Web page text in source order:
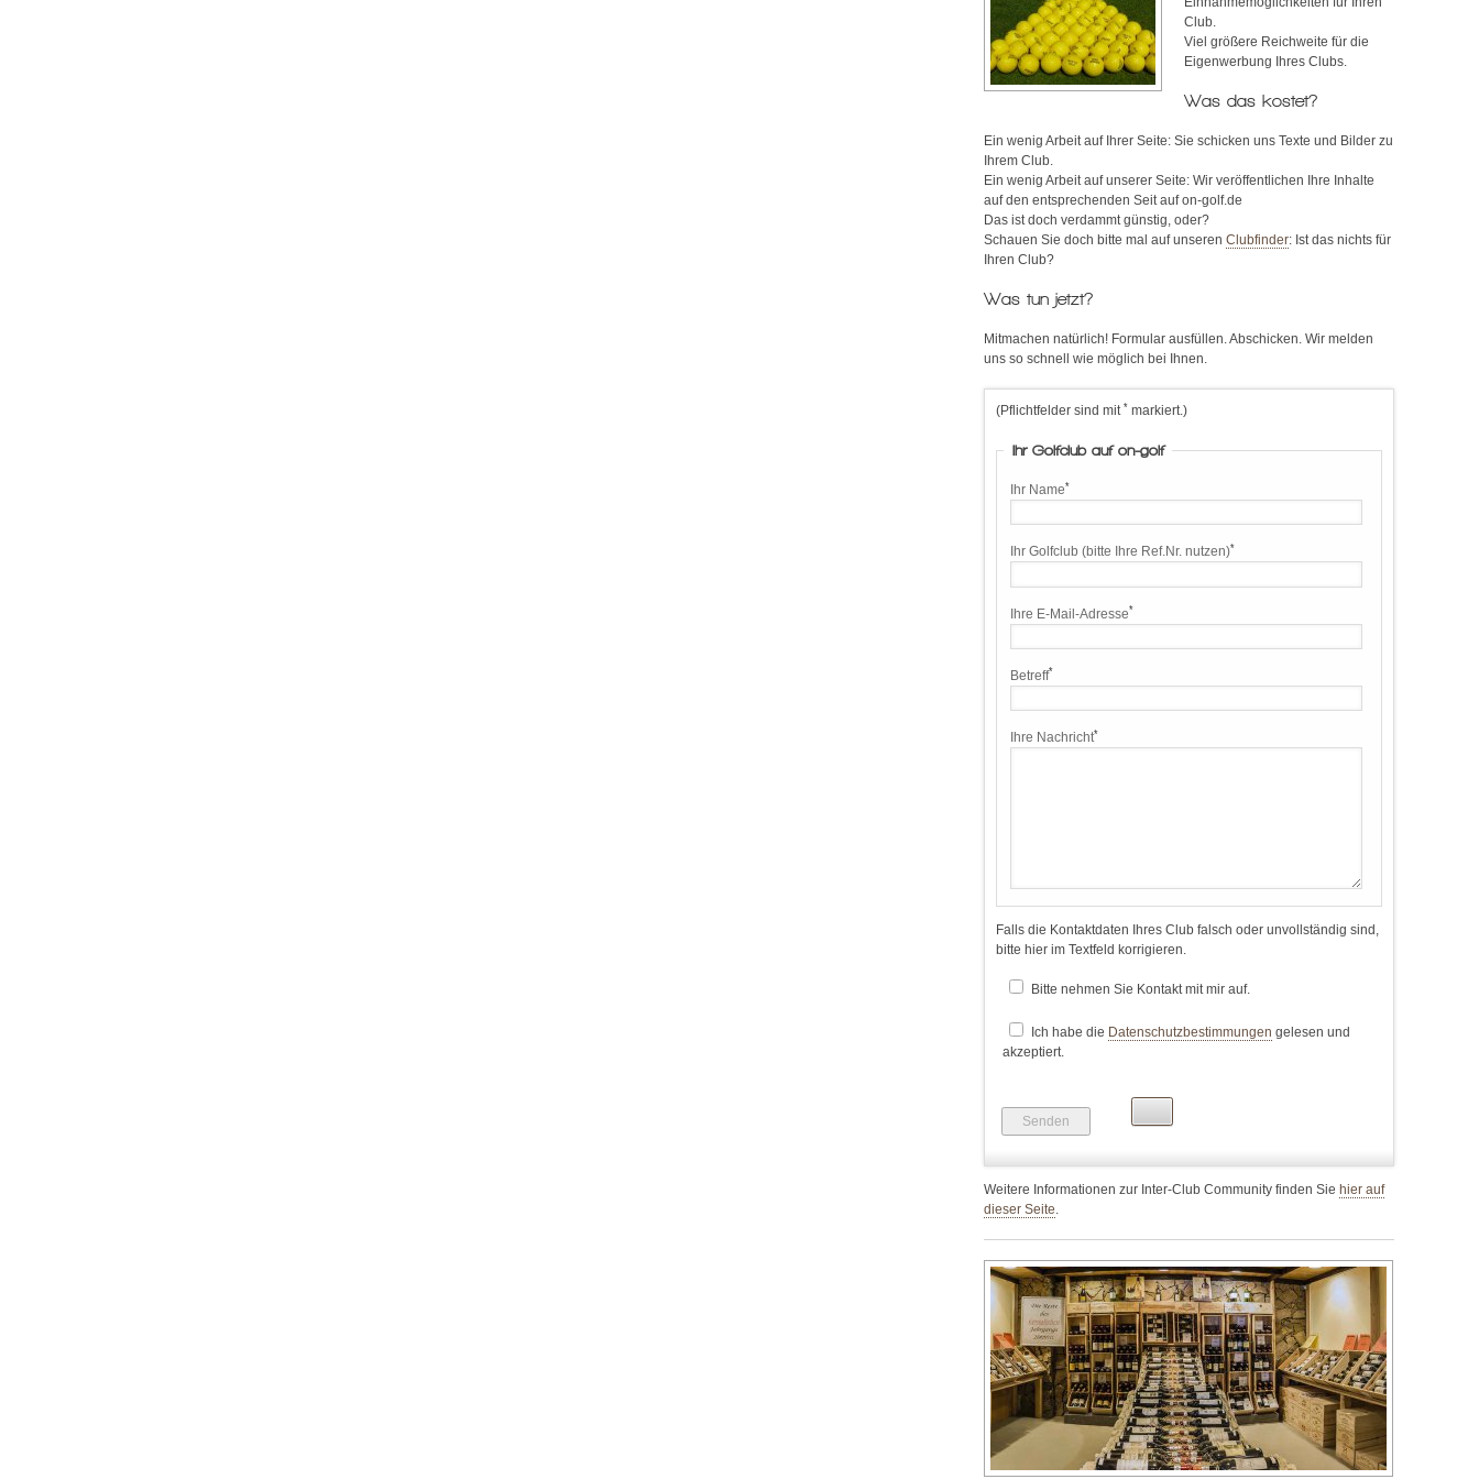
Club.
Viel größere Reichweite für die
Eigenwerbung Ihres Clubs.
Was das kostet?
Ein wenig Arbeit auf Ihrer Seite: Sie schicken uns Texte und Bilder zu
Ihrem Club.
Ein wenig Arbeit auf unserer Seite: Wir veröffentlichen Ihre Inhalte
auf den entsprechenden Seit auf on-golf.de
Das ist doch verdammt günstig, oder?
Schauen Sie doch bitte mal auf unserenClubfinder: Ist das nichts für
Ihren Club?
Was tun jetzt?
Mitmachen natürlich! Formular ausfüllen. Abschicken. Wir melden
uns so schnell wie möglich bei Ihnen.
(Pflichtfelder sind mit* markiert.)
Ihr Golfclub auf on-golf
Ihr Name*
Ihr Golfclub (bitte Ihre Ref.Nr. nutzen)*
Ihre E-Mail-Adresse*
Betreff*
Ihre Nachricht*
Falls die Kontaktdaten Ihres Club falsch oder unvollständig sind,
bitte hier im Textfeld korrigieren.
Bitte nehmen Sie Kontakt mit mir auf.
Ich habe die Datenschutzbestimmungen gelesen und
akzeptiert.
lasse
dieses
leer.
Weitere Informationen zur Inter-Club Community finden Sie hier auf
dieser Seite.